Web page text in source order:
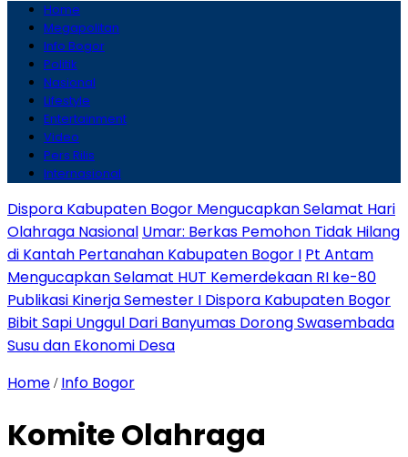
Home
Megapolitan
Info Bogor
Politik
Nasional
Lifestyle
Entertainment
Video
Pers Rilis
Internasional
Dispora Kabupaten Bogor Mengucapkan Selamat Hari
Olahraga Nasional Umar: Berkas Pemohon Tidak Hilang
di Kantah Pertanahan Kabupaten Bogor I Pt Antam
Mengucapkan Selamat HUT Kemerdekaan RI ke-80
Publikasi Kinerja Semester I Dispora Kabupaten Bogor
Bibit Sapi Unggul Dari Banyumas Dorong Swasembada
Susu dan Ekonomi Desa
Home / Info Bogor
Komite Olahraga